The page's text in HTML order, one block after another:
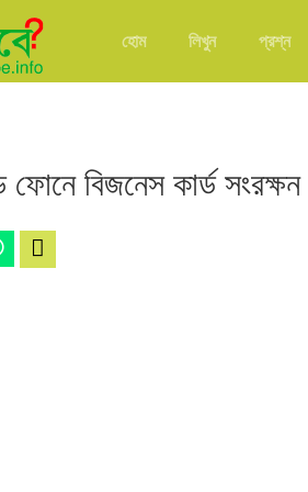
হোম লিখুন প্রশ্ন
ফোনে বিজনেস কার্ড